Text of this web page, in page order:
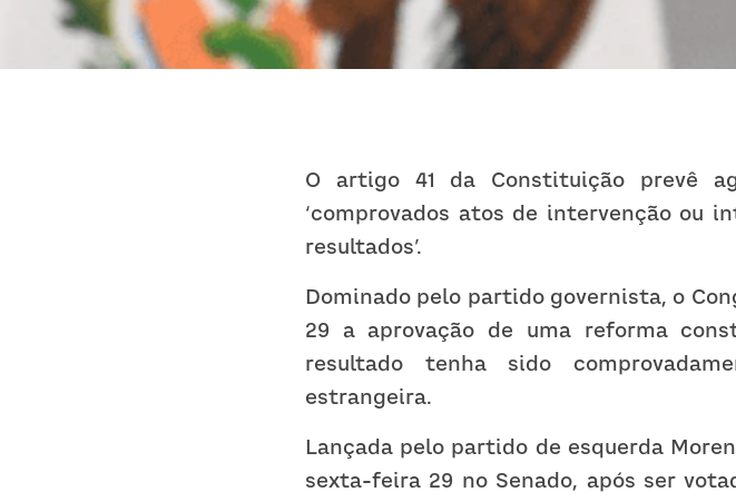
O artigo 41 da Constituição prevê
‘comprovados atos de intervenção ou
resultados’.
Dominado pelo partido governista, o
29 a aprovação de uma reforma
resultado tenha sido
estrangeira.
Lançada pelo partido de esquerda
sexta-feira 29 no Senado, após ser